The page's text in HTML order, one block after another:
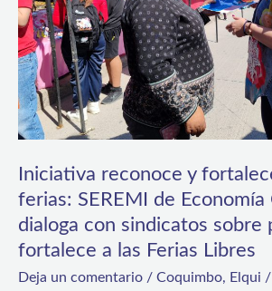
Iniciativa reconoce y
ferias: SEREMI de Economía
dialoga con sindicatos sobre
fortalece a las Ferias Libres
Deja un comentario / Coquimbo, Elqui /
rol
de
las
ferias:
SEREMI
de
Economía
Coquimbo
dialoga
con